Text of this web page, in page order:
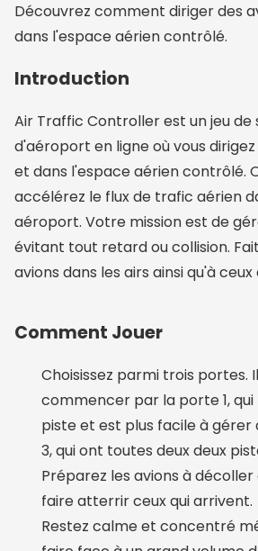
Découvrez comment diriger des
dans l'espace aérien contrôlé.
Introduction
Air Traffic Controller est un jeu de
d'aéroport en ligne où vous
et dans l'espace aérien contrôlé.
accélérez le flux de trafic aérien
aéroport. Votre mission est de
évitant tout retard ou collision.
avions dans les airs ainsi qu'à ceux
Comment Jouer
Choisissez parmi trois portes.
commencer par la porte 1, qui
piste et est plus facile à gérer
3, qui ont toutes deux deux
Préparez les avions à
faire atterrir ceux qui arrivent.
Restez calme et concentré